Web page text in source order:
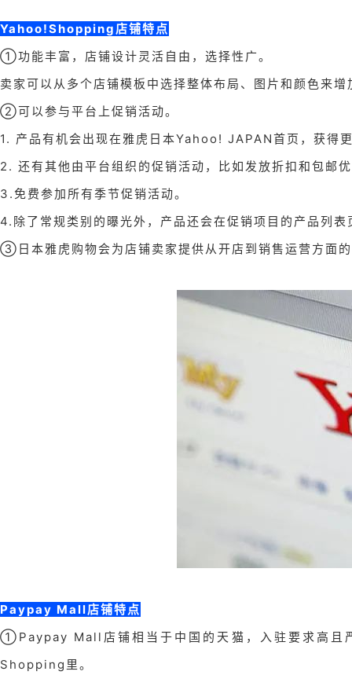
Yahoo!Shopping店铺特点
①功能丰富，店铺设计灵活自由，选择性广。
卖家可以从多个店铺模板中选择整体布局、图片和颜色来
②可以参与平台上促销活动。
1. 产品有机会出现在雅虎日本Yahoo! JAPAN首页，获得
2. 还有其他由平台组织的促销活动，比如发放折扣和包邮
3.免费参加所有季节促销活动。
4.除了常规类别的曝光外，产品还会在促销项目的产品列
③日本雅虎购物会为店铺卖家提供从开店到销售运营方面
Paypay Mall店铺特点
①Paypay Mall店铺相当于中国的天猫，入驻要求高且
Shopping里。